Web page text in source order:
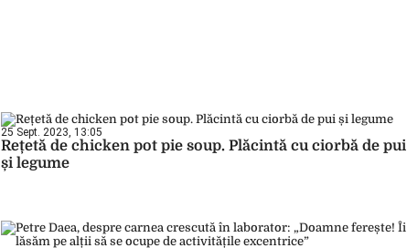
25 Sept. 2023, 13:05
Rețetă de chicken pot pie soup. Plăcintă cu ciorbă de pui
și legume